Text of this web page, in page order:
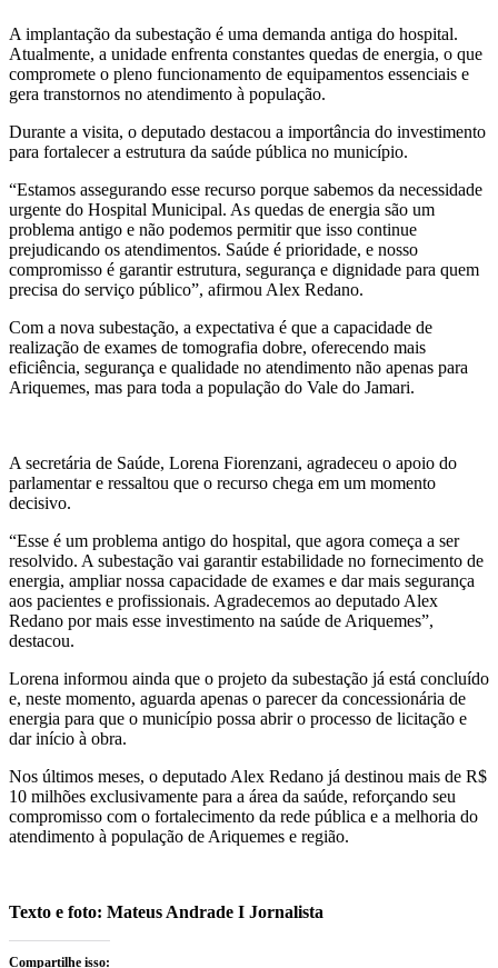
A implantação da subestação é uma demanda antiga do hospital.
Atualmente, a unidade enfrenta constantes quedas de energia, o que
compromete o pleno funcionamento de equipamentos essenciais e
gera transtornos no atendimento à população.
Durante a visita, o deputado destacou a importância do investimento
para fortalecer a estrutura da saúde pública no município.
“Estamos assegurando esse recurso porque sabemos da necessidade
urgente do Hospital Municipal. As quedas de energia são um
problema antigo e não podemos permitir que isso continue
prejudicando os atendimentos. Saúde é prioridade, e nosso
compromisso é garantir estrutura, segurança e dignidade para quem
precisa do serviço público”, afirmou Alex Redano.
Com a nova subestação, a expectativa é que a capacidade de
realização de exames de tomografia dobre, oferecendo mais
eficiência, segurança e qualidade no atendimento não apenas para
Ariquemes, mas para toda a população do Vale do Jamari.
A secretária de Saúde, Lorena Fiorenzani, agradeceu o apoio do
parlamentar e ressaltou que o recurso chega em um momento
decisivo.
“Esse é um problema antigo do hospital, que agora começa a ser
resolvido. A subestação vai garantir estabilidade no fornecimento de
energia, ampliar nossa capacidade de exames e dar mais segurança
aos pacientes e profissionais. Agradecemos ao deputado Alex
Redano por mais esse investimento na saúde de Ariquemes”,
destacou.
Lorena informou ainda que o projeto da subestação já está concluído
e, neste momento, aguarda apenas o parecer da concessionária de
energia para que o município possa abrir o processo de licitação e
dar início à obra.
Nos últimos meses, o deputado Alex Redano já destinou mais de R$
10 milhões exclusivamente para a área da saúde, reforçando seu
compromisso com o fortalecimento da rede pública e a melhoria do
atendimento à população de Ariquemes e região.
Texto e foto: Mateus Andrade I Jornalista
Compartilhe isso: